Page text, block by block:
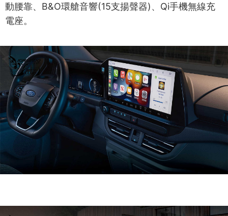
動腰靠、B&O環艙音響(15支揚聲器)、Qi手機無線充
電座。